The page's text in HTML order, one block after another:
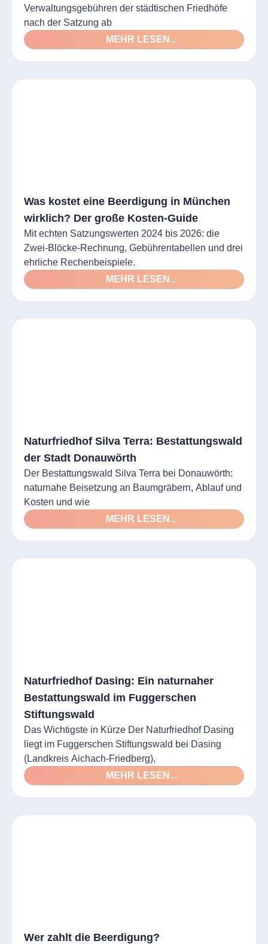
Verwaltungsgebühren der städtischen Friedhöfe
nach der Satzung ab
MEHR LESEN...
Was kostet eine Beerdigung in München
wirklich? Der große Kosten-Guide
Mit echten Satzungswerten 2024 bis 2026: die
Zwei-Blöcke-Rechnung, Gebührentabellen und drei
ehrliche Rechenbeispiele.
MEHR LESEN...
Naturfriedhof Silva Terra: Bestattungswald
der Stadt Donauwörth
Der Bestattungswald Silva Terra bei Donauwörth:
naturnahe Beisetzung an Baumgräbern, Ablauf und
Kosten und wie
MEHR LESEN...
Naturfriedhof Dasing: Ein naturnaher
Bestattungswald im Fuggerschen
Stiftungswald
Das Wichtigste in Kürze Der Naturfriedhof Dasing
liegt im Fuggerschen Stiftungswald bei Dasing
(Landkreis Aichach-Friedberg),
MEHR LESEN...
Wer zahlt die Beerdigung?